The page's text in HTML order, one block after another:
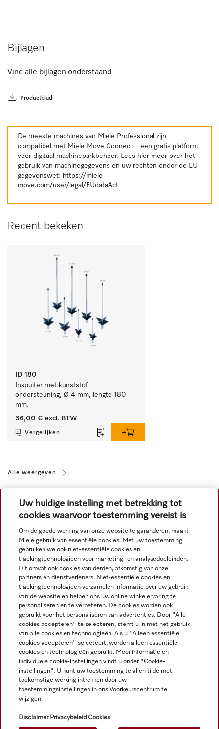
Bijlagen
Vind alle bijlagen onderstaand
Productblad
De meeste machines van Miele Professional zijn
compatibel met Miele Move Connect – een gratis platform
voor digitaal machineparkbeheer. Lees hier meer over het
gebruik van machinegegevens en uw rechten onder de EU-
gegevenswet: https://miele-
move.com/user/legal/EUdataAct
Recent bekeken
ID 180
Inspuiter met kunststof
ondersteuning, Ø 4 mm, lengte 180
mm.
36,00 € excl. BTW
Vergelijken
Alle weergeven
Navigatie
Service
decoratiemateriaal.
Uw huidige instelling met betrekking tot
cookies waarvoor toestemming vereist is
Om de goede werking van onze website te garanderen, maakt
Miele gebruik van essentiële cookies. Met uw toestemming
gebruiken we ook niet-essentiële cookies en
trackingtechnologieën voor marketing- en analysedoeleinden.
Dit omvat ook cookies van derden, afkomstig van onze
partners en dienstverleners. Niet-essentiële cookies en
trackingtechnologieën verzamelen informatie over uw gebruik
van de website en helpen ons uw online winkelervaring te
personaliseren en te verbeteren. De cookies worden ook
gebruikt voor het personaliseren van advertenties. Door "Alle
cookies accepteren" te selecteren, stemt u in met het gebruik
van alle cookies en technologieën. Als u "Alleen essentiële
cookies accepteren" selecteert, worden alleen essentiële
cookies en technologieën gebruikt. Meer informatie en
individuele cookie-instellingen vindt u onder "Cookie-
instellingen". U kunt uw toestemming te allen tijde met
toekomstige werking intrekken door uw
toestemmingsinstellingen in ons Voorkeurscentrum te
wijzigen.
Disclaimer Privacybeleid Cookies